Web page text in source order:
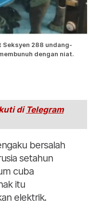
288 undang-
dengan niat.
di Telegram
bersalah
setahun
cuba
itu
elektrik.